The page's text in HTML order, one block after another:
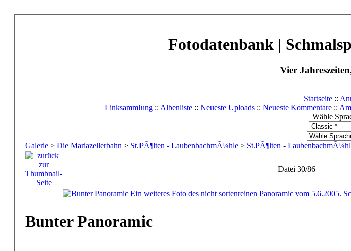
Fotodatenbank |
Vier
Startseite ::
Linksammlung :: Albenliste :: Neueste Uploads :: Neueste Kommentare ::
Wähle
Galerie > Die Mariazellerbahn > St.PÃ¶lten - LaubenbachmÃ¼hle > St.PÃ¶lten -
Datei 30/86
Bunter Panoramic